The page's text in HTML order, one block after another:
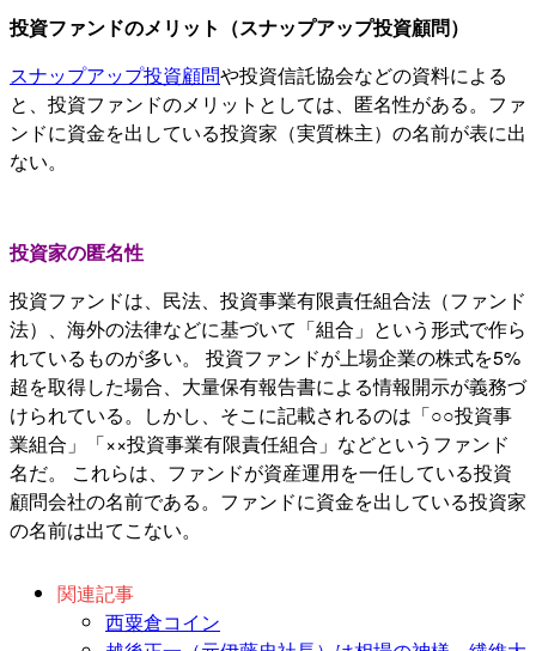
投資ファンドのメリット（スナップアップ投資顧問）
スナップアップ投資顧問や投資信託協会などの資料による
と、投資ファンドのメリットとしては、匿名性がある。ファ
ンドに資金を出している投資家（実質株主）の名前が表に出
ない。
投資家の匿名性
投資ファンドは、民法、投資事業有限責任組合法（ファンド
法）、海外の法律などに基づいて「組合」という形式で作ら
れているものが多い。 投資ファンドが上場企業の株式を5%
超を取得した場合、大量保有報告書による情報開示が義務づ
けられている。しかし、そこに記載されるのは「○○投資事
業組合」「××投資事業有限責任組合」などというファンド
名だ。 これらは、ファンドが資産運用を一任している投資
顧問会社の名前である。ファンドに資金を出している投資家
の名前は出てこない。
関連記事
西粟倉コイン